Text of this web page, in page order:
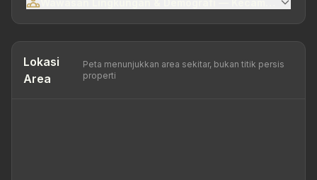
Lokasi
Area
Peta menunjukkan area sekitar, bukan titik persis
properti